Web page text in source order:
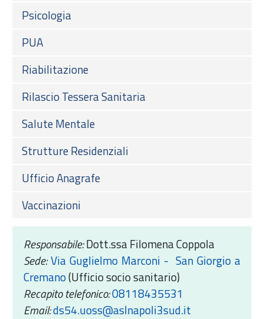
Psicologia
PUA
Riabilitazione
Rilascio Tessera Sanitaria
Salute Mentale
Strutture Residenziali
Ufficio Anagrafe
Vaccinazioni
Responsabile:Dott.ssa Filomena Coppola
Sede: Via Guglielmo Marconi - San Giorgio a
Cremano(Ufficio socio sanitario)
Recapito telefonico:08118435531
Email:ds54.uoss@aslnapoli3sud.it